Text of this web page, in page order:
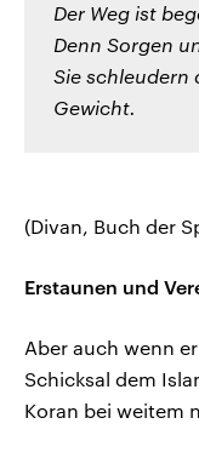
Der Weg ist
Denn Sorgen
Sie schleudern
Gewicht.
(Divan, Buch der
Erstaunen und
Aber auch wenn
Schicksal dem
Koran bei weitem